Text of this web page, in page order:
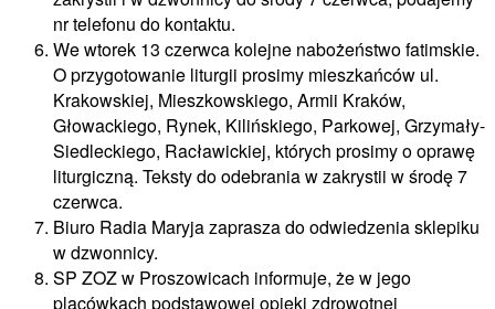
nr telefonu do kontaktu.
We wtorek 13 czerwca kolejne nabożeństwo fatimskie.
O przygotowanie liturgii prosimy mieszkańców ul.
Krakowskiej, Mieszkowskiego, Armii Kraków,
Głowackiego, Rynek, Kilińskiego, Parkowej, Grzymały-
Siedleckiego, Racławickiej, których prosimy o oprawę
liturgiczną. Teksty do odebrania w zakrystii w środę 7
czerwca.
Biuro Radia Maryja zaprasza do odwiedzenia sklepiku
w dzwonnicy.
SP ZOZ w Proszowicach informuje, że w jego
placówkach podstawowej opieki zdrowotnej